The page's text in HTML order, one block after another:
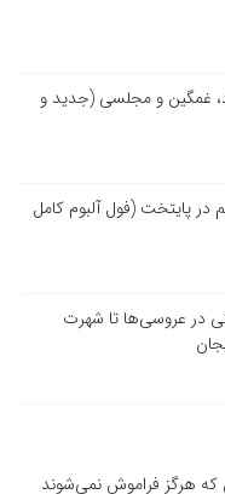
غمگین و مجلسی (جدید و
پایتخت (فول آلبوم کامل
در عروسی‌ها تا شهرت
که هرگز فراموش نمی‌شوند